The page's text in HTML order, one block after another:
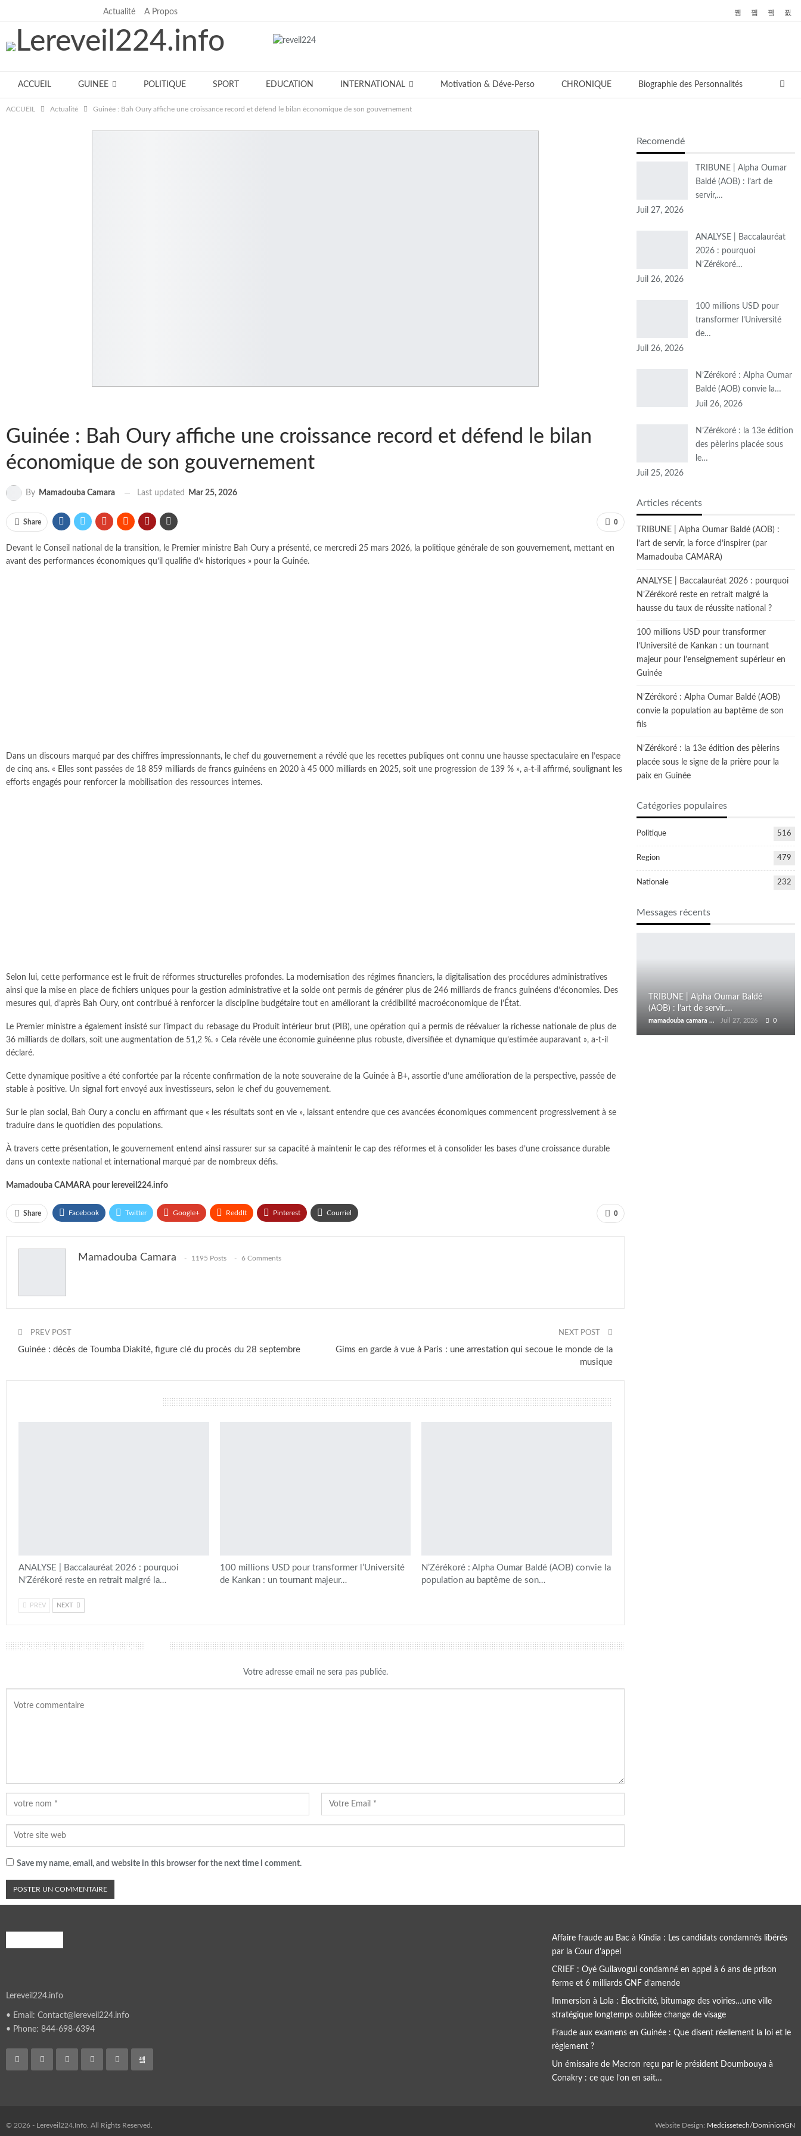
Actualité A Propos
ACCUEIL GUINEE POLITIQUE SPORT EDUCATION INTERNATIONAL Motivation & Déve-Perso CHRONIQUE Biographie des Personnalités
Notre équipe
ACCUEIL Actualité Guinée : Bah Oury affiche une croissance record et défend le bilan économique de son gouvernement
Guinée : Bah Oury affiche une croissance record et défend le bilan
économique de son gouvernement
By Mamadouba Camara Last updated Mar 25, 2026
0
Share
Devant le Conseil national de la transition, le Premier ministre Bah Oury a présenté, ce mercredi 25 mars 2026, la politique générale de son gouvernement, mettant en
avant des performances économiques qu’il qualifie d’« historiques » pour la Guinée.
Dans un discours marqué par des chiffres impressionnants, le chef du gouvernement a révélé que les recettes publiques ont connu une hausse spectaculaire en l’espace
de cinq ans. « Elles sont passées de 18 859 milliards de francs guinéens en 2020 à 45 000 milliards en 2025, soit une progression de 139 % », a-t-il affirmé, soulignant les
efforts engagés pour renforcer la mobilisation des ressources internes.
Selon lui, cette performance est le fruit de réformes structurelles profondes. La modernisation des régimes financiers, la digitalisation des procédures administratives
ainsi que la mise en place de fichiers uniques pour la gestion administrative et la solde ont permis de générer plus de 246 milliards de francs guinéens d’économies. Des
mesures qui, d’après Bah Oury, ont contribué à renforcer la discipline budgétaire tout en améliorant la crédibilité macroéconomique de l’État.
Le Premier ministre a également insisté sur l’impact du rebasage du Produit intérieur brut (PIB), une opération qui a permis de réévaluer la richesse nationale de plus de
36 milliards de dollars, soit une augmentation de 51,2 %. « Cela révèle une économie guinéenne plus robuste, diversifiée et dynamique qu’estimée auparavant », a-t-il
déclaré.
Cette dynamique positive a été confortée par la récente confirmation de la note souveraine de la Guinée à B+, assortie d’une amélioration de la perspective, passée de
stable à positive. Un signal fort envoyé aux investisseurs, selon le chef du gouvernement.
Sur le plan social, Bah Oury a conclu en affirmant que « les résultats sont en vie », laissant entendre que ces avancées économiques commencent progressivement à se
traduire dans le quotidien des populations.
À travers cette présentation, le gouvernement entend ainsi rassurer sur sa capacité à maintenir le cap des réformes et à consolider les bases d’une croissance durable
dans un contexte national et international marqué par de nombreux défis.
Mamadouba CAMARA pour lereveil224.info
0
Share Facebook Twitter Google+ ReddIt Pinterest Courriel
Mamadouba Camara 1195 Posts 6 Comments
PREV POST
Guinée : décès de Toumba Diakité, figure clé du procès du 28 septembre
NEXT POST
Gims en garde à vue à Paris : une arrestation qui secoue le monde de la
musique
ANALYSE | Baccalauréat 2026 : pourquoi
N’Zérékoré reste en retrait malgré la…
100 millions USD pour transformer l’Université
de Kankan : un tournant majeur…
N’Zérékoré : Alpha Oumar Baldé (AOB) convie la
population au baptême de son…
PREV NEXT
LAISSER UN COMMENTAIRE
Votre adresse email ne sera pas publiée.
Save my name, email, and website in this browser for the next time I comment.
Recomendé
TRIBUNE | Alpha Oumar
Baldé (AOB) : l’art de
servir,…
Juil 27, 2026
ANALYSE | Baccalauréat
2026 : pourquoi
N’Zérékoré…
Juil 26, 2026
100 millions USD pour
transformer l’Université
de…
Juil 26, 2026
N’Zérékoré : Alpha Oumar
Baldé (AOB) convie la…
Juil 26, 2026
N’Zérékoré : la 13e édition
des pèlerins placée sous
le…
Juil 25, 2026
Articles récents
TRIBUNE | Alpha Oumar Baldé (AOB) :
l’art de servir, la force d’inspirer (par
Mamadouba CAMARA)
ANALYSE | Baccalauréat 2026 : pourquoi
N’Zérékoré reste en retrait malgré la
hausse du taux de réussite national ?
100 millions USD pour transformer
l’Université de Kankan : un tournant
majeur pour l’enseignement supérieur en
Guinée
N’Zérékoré : Alpha Oumar Baldé (AOB)
convie la population au baptême de son
fils
N’Zérékoré : la 13e édition des pèlerins
placée sous le signe de la prière pour la
paix en Guinée
Catégories populaires
Politique 516
Region 479
Nationale 232
Messages récents
TRIBUNE | Alpha Oumar Baldé
(AOB) : l’art de servir,…
mamadouba camara Juil 27, 2026 0
Lereveil224.info
• Email: Contact@lereveil224.info
• Phone: 844-698-6394
Affaire fraude au Bac à Kindia : Les candidats condamnés libérés
par la Cour d’appel
CRIEF : Oyé Guilavogui condamné en appel à 6 ans de prison
ferme et 6 milliards GNF d’amende
Immersion à Lola : Électricité, bitumage des voiries…une ville
stratégique longtemps oubliée change de visage
Fraude aux examens en Guinée : Que disent réellement la loi et le
règlement ?
Un émissaire de Macron reçu par le président Doumbouya à
Conakry : ce que l’on en sait…
© 2026 - Lereveil224.Info. All Rights Reserved. Website Design: Medcissetech/DominionGN